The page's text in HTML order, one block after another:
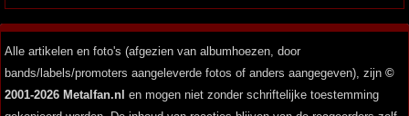
Alle artikelen en foto's (afgezien van albumhoezen, door
bands/labels/promoters aangeleverde fotos of anders aangegeven), zijn ©
2001-2026 Metalfan.nl en mogen niet zonder schriftelijke toestemming